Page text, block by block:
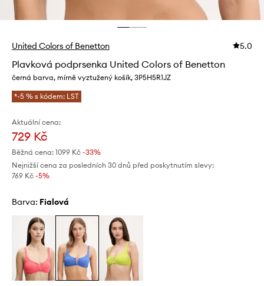
United Colors of Benetton 5.0
Plavková podprsenka United Colors of Benetton
černá barva, mírně vyztužený košík, 3P5H5R1JZ
*-5 % s kódem: LST
Aktuální cena:
729 Kč
Běžná cena: 1099 Kč -33%
Nejnižší cena za posledních 30 dnů před poskytnutím slevy:
769 Kč -5%
Barva: fialová